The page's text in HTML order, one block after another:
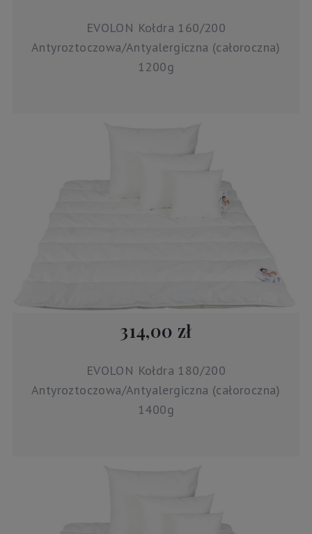
EVOLON Kołdra 160/200
Antyroztoczowa/Antyalergiczna (całoroczna)
1200g
314,00 zł
EVOLON Kołdra 180/200
Antyroztoczowa/Antyalergiczna (całoroczna)
1400g